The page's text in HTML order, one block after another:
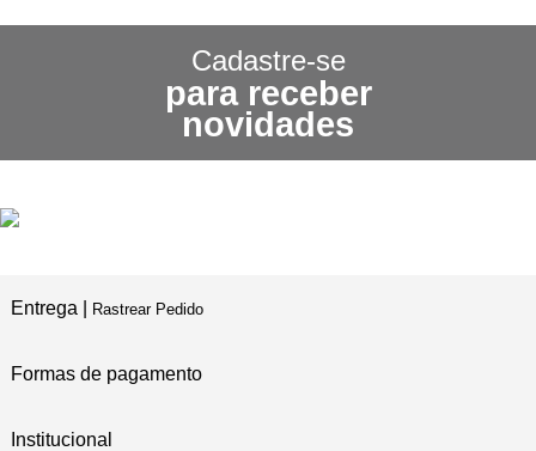
POLÍTICA DE FRETE GRÁTIS
3X SEM JUROS
NO CARTÃO DE CRÉDITO
Cadastre-se
para receber
novidades
Entrega | Rastrear Pedido
Formas de pagamento
Institucional